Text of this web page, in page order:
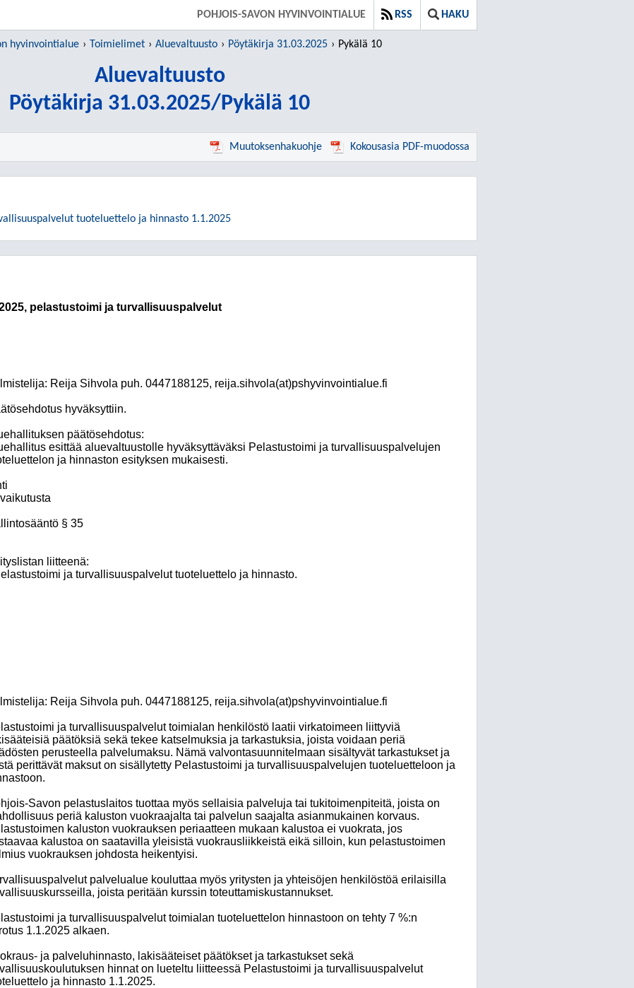
SIIRRY SUORAAN PÄÄSISÄLTÖÖNPOHJOIS-SAVON HYVINVOINTIALUE RSS HAKU
hyvinvointialue Toimielimet Aluevaltuusto Pöytäkirja 31.03.2025 Pykälä 10
Aluevaltuusto
Pöytäkirja 31.03.2025/Pykälä 10
Muutoksenhakuohje Kokousasia PDF-muodossa
tuoteluettelo ja hinnasto 1.1.2025
pelastustoimi ja turvallisuuspalvelut
Reija Sihvola puh. 0447188125, reija.sihvola(at)pshyvinvointialue.fi
hyväksyttiin.
päätösehdotus:
esittää aluevaltuustolle hyväksyttäväksi Pelastustoimi ja turvallisuuspalvelujen
ja hinnaston esityksen mukaisesti.
§ 35
liitteenä:
ja turvallisuuspalvelut tuoteluettelo ja hinnasto.
Reija Sihvola puh. 0447188125, reija.sihvola(at)pshyvinvointialue.fi
ja turvallisuuspalvelut toimialan henkilöstö laatii virkatoimeen liittyviä
päätöksiä sekä tekee katselmuksia ja tarkastuksia, joista voidaan periä
perusteella palvelumaksu. Nämä valvontasuunnitelmaan sisältyvät tarkastukset ja
perittävät maksut on sisällytetty Pelastustoimi ja turvallisuuspalvelujen tuoteluetteloon ja
Savon pelastuslaitos tuottaa myös sellaisia palveluja tai tukitoimenpiteitä, joista on
periä kaluston vuokraajalta tai palvelun saajalta asianmukainen korvaus.
kaluston vuokrauksen periaatteen mukaan kalustoa ei vuokrata, jos
kalustoa on saatavilla yleisistä vuokrausliikkeistä eikä silloin, kun pelastustoimen
vuokrauksen johdosta heikentyisi.
palvelualue kouluttaa myös yritysten ja yhteisöjen henkilöstöä erilaisilla
joista peritään kurssin toteuttamiskustannukset.
ja turvallisuuspalvelut toimialan tuoteluettelon hinnastoon on tehty 7 %:n
1.1.2025 alkaen.
ja palveluhinnasto, lakisääteiset päätökset ja tarkastukset sekä
hinnat on lueteltu liitteessä Pelastustoimi ja turvallisuuspalvelut
ja hinnasto 1.1.2025.